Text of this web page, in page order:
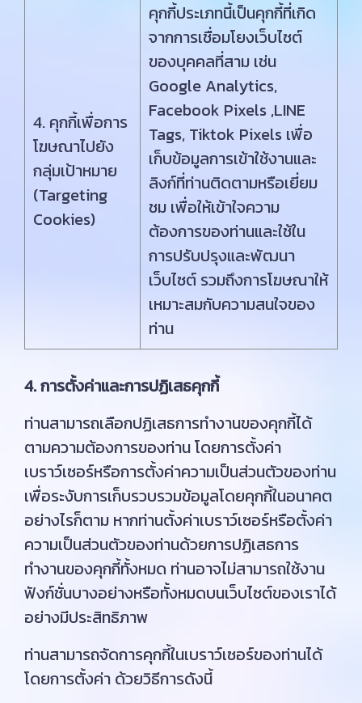
4. คุกกี้เพื่อการ
โฆษณาไปยัง
กลุ่มเป้าหมาย
(Targeting
Cookies)
คุกกี้ประเภทนี้เป็นคุกกี้ที่เกิด
จากการเชื่อมโยงเว็บไซต์
ของบุคคลที่สาม เช่น
Google Analytics,
Facebook Pixels ,LINE
Tags, Tiktok Pixels เพื่อ
เก็บข้อมูลการเข้าใช้งานและ
ลิงก์ที่ท่านติดตามหรือเยี่ยม
ชม เพื่อให้เข้าใจความ
ต้องการของท่านและใช้ใน
การปรับปรุงและพัฒนา
เว็บไซต์ รวมถึงการโฆษณาให้
เหมาะสมกับความสนใจของ
ท่าน
4. การตั้งค่าและการปฏิเสธคุกกี้
ท่านสามารถเลือกปฏิเสธการทำงานของคุกกี้ได้
ตามความต้องการของท่าน โดยการตั้งค่า
เบราว์เซอร์หรือการตั้งค่าความเป็นส่วนตัวของท่าน
เพื่อระงับการเก็บรวบรวมข้อมูลโดยคุกกี้ในอนาคต
อย่างไรก็ตาม หากท่านตั้งค่าเบราว์เซอร์หรือตั้งค่า
ความเป็นส่วนตัวของท่านด้วยการปฏิเสธการ
ทำงานของคุกกี้ทั้งหมด ท่านอาจไม่สามารถใช้งาน
ฟังก์ชั่นบางอย่างหรือทั้งหมดบนเว็บไซต์ของเราได้
อย่างมีประสิทธิภาพ
ท่านสามารถจัดการคุกกี้ในเบราว์เซอร์ของท่านได้
โดยการตั้งค่า ด้วยวิธีการดังนี้